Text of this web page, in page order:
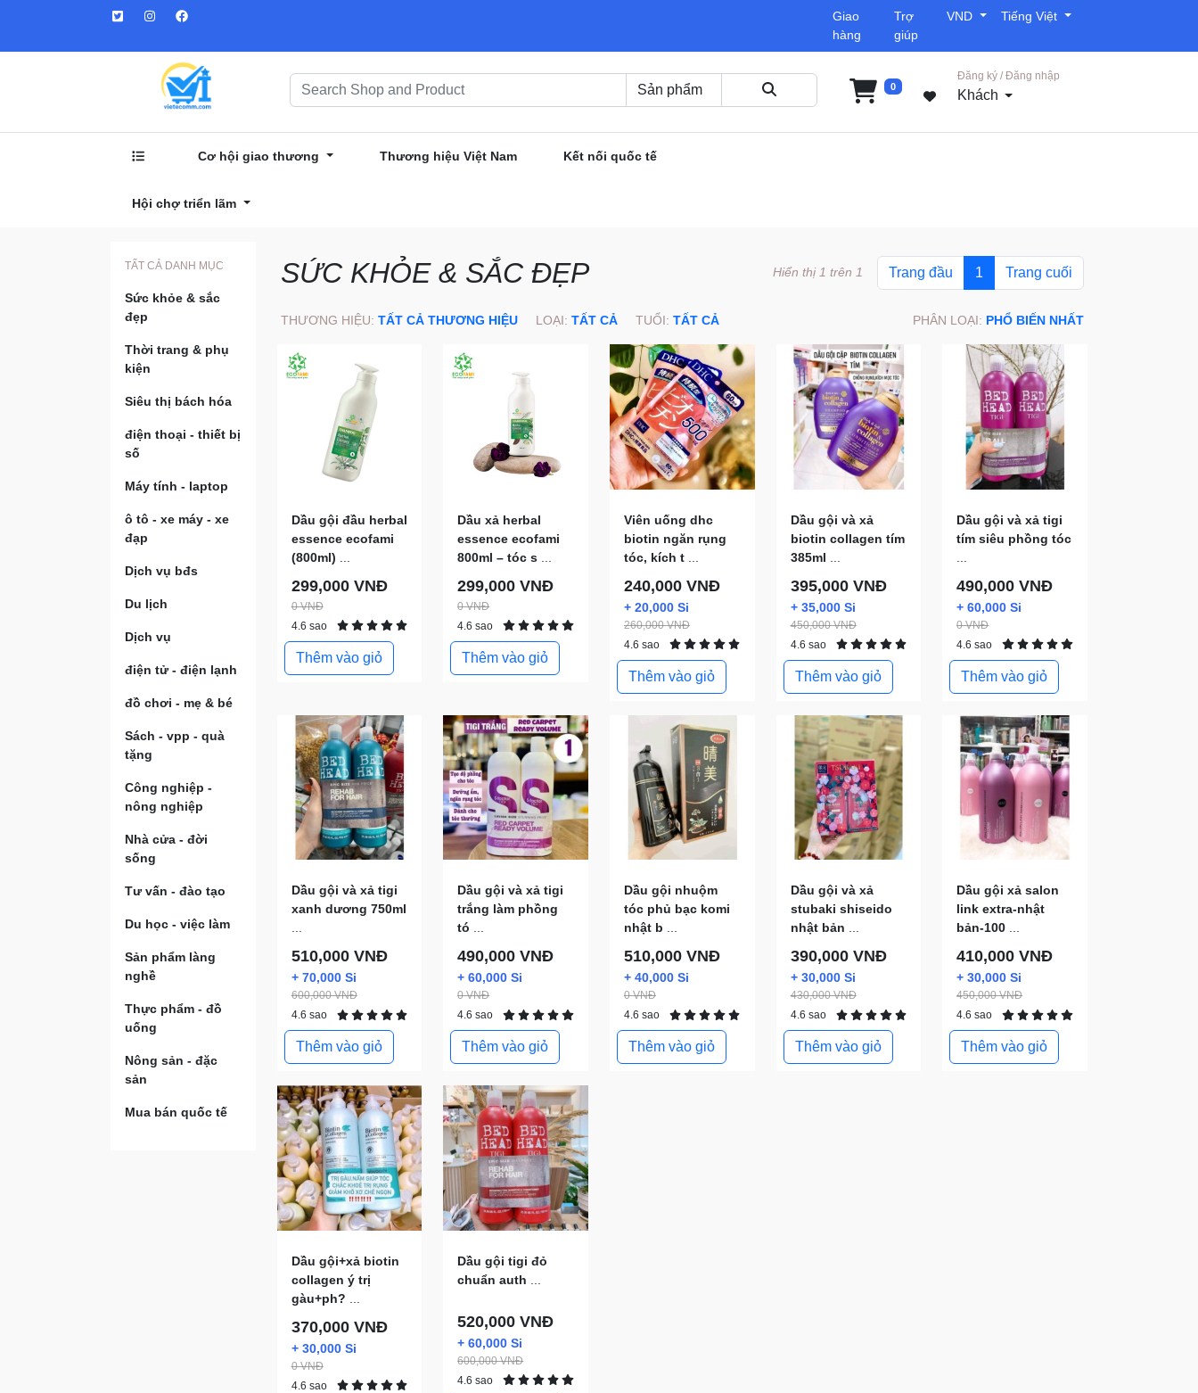
Giao
hàng
Trợ
giúp
VND Tiếng Việt
0
Đăng ký / Đăng nhập
Khách
Cơ hội giao thương Thương hiệu Việt Nam Kết nối quốc tế
Hội chợ triển lãm
TẤT CẢ DANH MỤC
Sức khỏe & sắc
đẹp
Thời trang & phụ
kiện
Siêu thị bách hóa
điện thoại - thiết bị
số
Máy tính - laptop
ô tô - xe máy - xe
đạp
Dịch vụ bđs
Du lịch
Dịch vụ
điện tử - điện lạnh
đồ chơi - mẹ & bé
Sách - vpp - quà
tặng
Công nghiệp -
nông nghiệp
Nhà cửa - đời
sống
Tư vấn - đào tạo
Du học - việc làm
Sản phẩm làng
nghề
Thực phẩm - đồ
uống
Nông sản - đặc
sản
Mua bán quốc tế
SỨC KHỎE & SẮC ĐẸP Trang đầu 1 Trang cuối
Hiển thị 1 trên 1
THƯƠNG HIỆU: TẤT CẢ THƯƠNG HIỆU LOẠI: TẤT CẢ TUỔI: TẤT CẢ PHÂN LOẠI: PHỔ BIẾN NHẤT
Dầu gội đầu herbal
essence ecofami
(800ml)
299,000 VNĐ
0 VNĐ
4.6 sao
Thêm vào giỏ
Dầu xả herbal
essence ecofami
800ml – tóc s
299,000 VNĐ
0 VNĐ
4.6 sao
Thêm vào giỏ
Viên uống dhc
biotin ngăn rụng
tóc, kích t
240,000 VNĐ
+ 20,000 Si
260,000 VNĐ
4.6 sao
Thêm vào giỏ
Dầu gội và xả
biotin collagen tím
385ml
395,000 VNĐ
+ 35,000 Si
450,000 VNĐ
4.6 sao
Thêm vào giỏ
Dầu gội và xả tigi
tím siêu phồng tóc
490,000 VNĐ
+ 60,000 Si
0 VNĐ
4.6 sao
Thêm vào giỏ
Dầu gội và xả tigi
xanh dương 750ml
...
510,000 VNĐ
+ 70,000 Si
600,000 VNĐ
4.6 sao
Thêm vào giỏ
Dầu gội và xả tigi
trắng làm phồng
tó ...
490,000 VNĐ
+ 60,000 Si
0 VNĐ
4.6 sao
Thêm vào giỏ
Dầu gội nhuộm
tóc phủ bạc komi
nhật b ...
510,000 VNĐ
+ 40,000 Si
0 VNĐ
4.6 sao
Thêm vào giỏ
Dầu gội và xả
stubaki shiseido
nhật bản ...
390,000 VNĐ
+ 30,000 Si
430,000 VNĐ
4.6 sao
Thêm vào giỏ
Dầu gội xả salon
link extra-nhật
bản-100 ...
410,000 VNĐ
+ 30,000 Si
450,000 VNĐ
4.6 sao
Thêm vào giỏ
Dầu gội+xả biotin
collagen ý trị
gàu+ph?
370,000 VNĐ
+ 30,000 Si
0 VNĐ
4.6 sao
Dầu gội tigi đỏ
chuẩn auth
520,000 VNĐ
+ 60,000 Si
600,000 VNĐ
4.6 sao